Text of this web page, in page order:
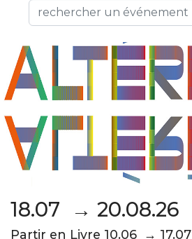
18.07 → 20.08.26
Partir en Livre 10.06 → 17.07